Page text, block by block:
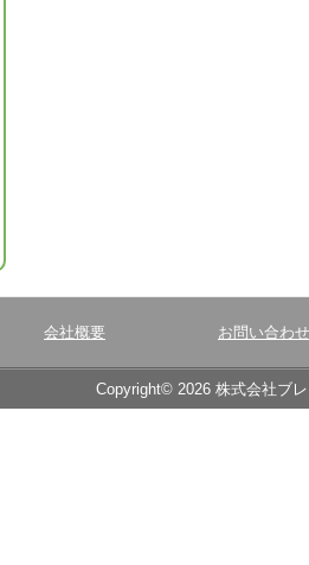
会社概要 お問い合わせ
Copyright© 2026 株式会社ブ